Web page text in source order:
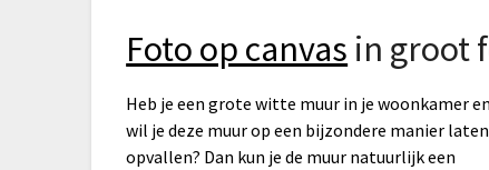
Foto op canvas in groot
Heb je een grote witte muur in je woonkamer en
wil je deze muur op een bijzondere manier laten
opvallen? Dan kun je de muur natuurlijk een